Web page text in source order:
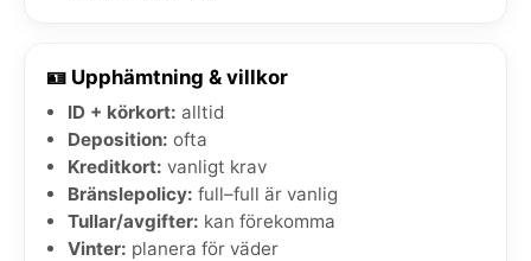
🪪 Upphämtning & villkor
ID + körkort: alltid
Deposition: ofta
Kreditkort: vanligt krav
Bränslepolicy: full–full är vanlig
Tullar/avgifter: kan förekomma
Vinter: planera för väder